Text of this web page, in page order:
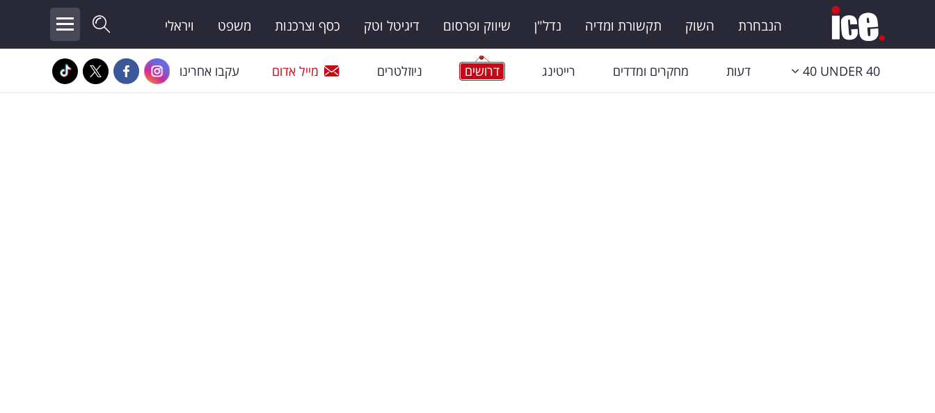
הנבחרת השוק תקשורת ומדיה נדל"ן שיווק ופרסום דיגיטל וטק כסף וצרכנות משפט ויראלי
40 UNDER 40 דעות מחקרים ומדדים רייטינג דרושים ניוזלטרים מייל אדום עקבו אחרינו